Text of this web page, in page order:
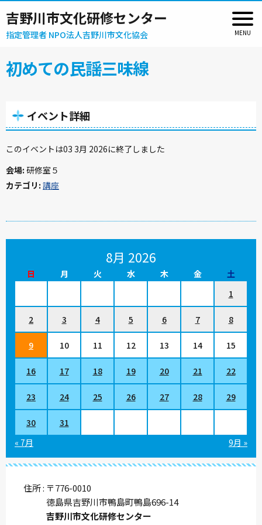
吉野川市文化研修センター
指定管理者 NPO法人吉野川市文化協会
初めての民謡三味線
イベント詳細
このイベントは03 3月 2026に終了しました
会場: 研修室５
カテゴリ: 講座
8月 2026
日 月 火 水 木 金
土
1
2 3 4 5 6 7 8
9 10 11 12 13 14 15
16 17 18 19 20 21 22
23 24 25 26 27 28 29
30
31
« 7月
9月 »
住所 〒776-0010
徳島県吉野川市鴨島町鴨島696-14
吉野川市文化研修センター